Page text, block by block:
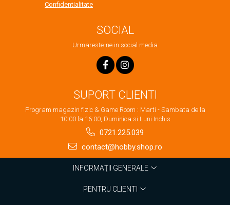
Confidentialitate
SOCIAL
Urmareste-ne in social media
SUPORT CLIENTI
Program magazin fizic & Game Room : Marti - Sambata de la
10:00 la 16:00, Duminica si Luni Inchis
0721.225.039
contact@hobby.shop.ro
INFORMAŢII GENERALE
PENTRU CLIENTI